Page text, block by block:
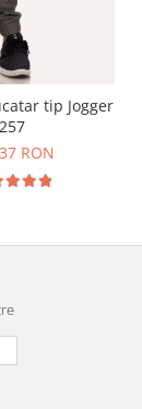
tip Jogger
257
RON